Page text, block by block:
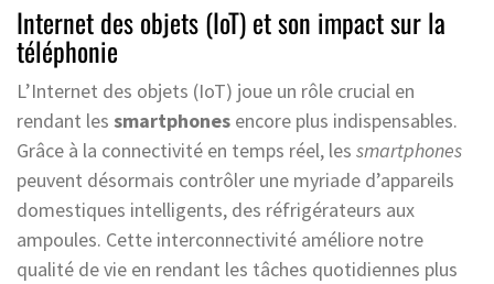
Internet des objets (IoT) et son impact sur la
téléphonie
L’Internet des objets (IoT) joue un rôle crucial en
rendant les smartphones encore plus indispensables.
Grâce à la connectivité en temps réel, les smartphones
peuvent désormais contrôler une myriade d’appareils
domestiques intelligents, des réfrigérateurs aux
ampoules. Cette interconnectivité améliore notre
qualité de vie en rendant les tâches quotidiennes plus